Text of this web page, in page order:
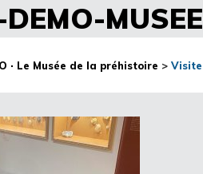
· Le Musée de la préhistoire >